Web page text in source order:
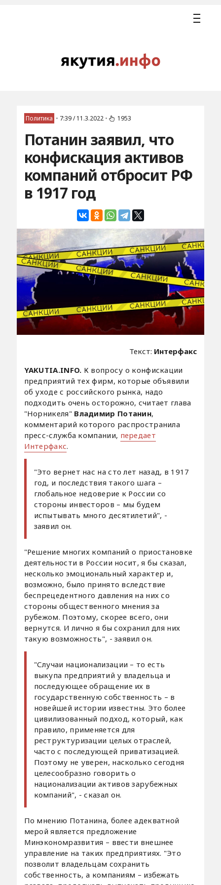
Политика • 7:39 / 11.3.2022 • 1953
Потанин заявил, что
конфискация активов
компаний отбросит РФ
в 1917 год
Текст: Интерфакс
YAKUTIA.INFO. К вопросу о конфискации
предприятий тех фирм, которые объявили
об уходе с российского рынка, надо
подходить очень осторожно, считает глава
"Норникеля" Владимир Потанин,
комментарий которого распространила
пресс-служба компании, передает
Интерфакс.
"Это вернет нас на сто лет назад, в 1917
год, и последствия такого шага –
глобальное недоверие к России со
стороны инвесторов – мы будем
испытывать много десятилетий", -
заявил он.
"Решение многих компаний о приостановке
деятельности в России носит, я бы сказал,
несколько эмоциональный характер и,
возможно, было принято вследствие
беспрецедентного давления на них со
стороны общественного мнения за
рубежом. Поэтому, скорее всего, они
вернутся. И лично я бы сохранил для них
такую возможность", - заявил он.
"Случаи национализации – то есть
выкупа предприятий у владельца и
последующее обращение их в
государственную собственность – в
новейшей истории известны. Это более
цивилизованный подход, который, как
правило, применяется для
реструктуризации целых отраслей,
часто с последующей приватизацией.
Поэтому не уверен, насколько сегодня
целесообразно говорить о
национализации активов зарубежных
компаний", - сказал он.
По мнению Потанина, более адекватной
мерой является предложение
Минэкономразвития – ввести внешнее
управление на таких предприятиях. "Это
позволит владельцам сохранить
собственность, а компаниям – избежать